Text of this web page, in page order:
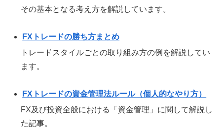
その基本となる考え方を解説しています。
FXトレードの勝ち方まとめ
トレードスタイルごとの取り組み方の例を解説してい
ます。
FXトレードの資金管理法ルール（個人的なやり方）
FX及び投資全般における「資金管理」に関して解説し
た記事。